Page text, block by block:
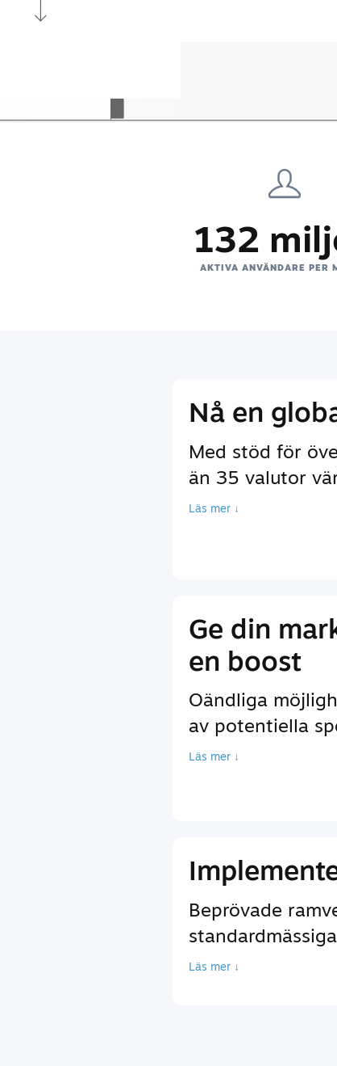
132
AKTIVA ANVÄNDARE PER
Nå en
Med stöd för
än 35 valutor
Läs mer ↓
Ge din
en boost
Oändliga
av potentiella
Läs mer ↓
Beprövade
Läs mer ↓